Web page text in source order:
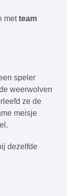
metteam
speler
weerwolven
ze de
meisje
dezelfde